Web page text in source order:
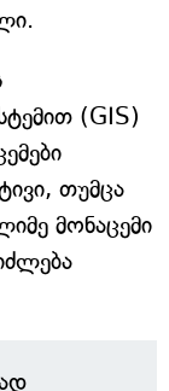
(GIS)
თუმცა
მონაცემი